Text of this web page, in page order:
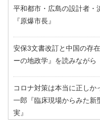
平和都市・広島の設計者・
『原爆市長』
安保3文書改訂と中国の存
ーの地政学』を読みながら
コロナ対策は本当に正しか
一郎『臨床現場からみた新
実』